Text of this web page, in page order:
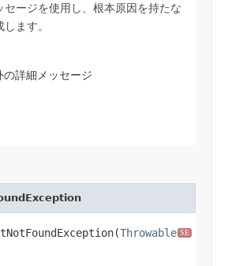
セージを使用し、根本原因を持たな
ます。
の詳細メッセージ
Throwable SE